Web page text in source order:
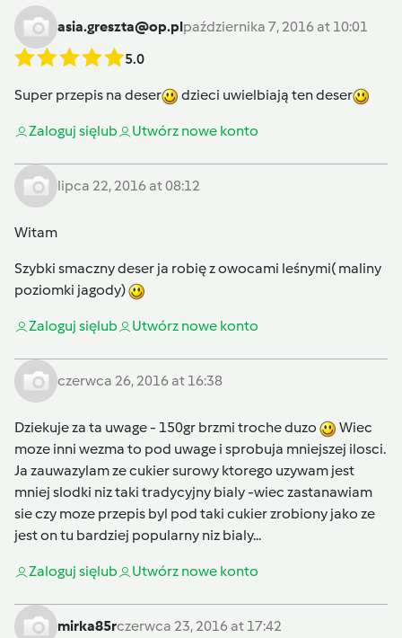
asia.greszta@op.plpaździernika 7, 2016 at 10:01
5.0
Super przepis na deser dzieci uwielbiają ten deser
Zaloguj sięlub Utwórz nowe konto
lipca 22, 2016 at 08:12
Witam
Szybki smaczny deser ja robię z owocami leśnymi( maliny
poziomki jagody)
Zaloguj sięlub Utwórz nowe konto
czerwca 26, 2016 at 16:38
Dziekuje za ta uwage - 150gr brzmi troche duzo
Wiec
moze inni wezma to pod uwage i sprobuja mniejszej ilosci.
Ja zauwazylam ze cukier surowy ktorego uzywam jest
mniej slodki niz taki tradycyjny bialy -wiec zastanawiam
sie czy moze przepis byl pod taki cukier zrobiony jako ze
jest on tu bardziej popularny niz bialy...
Zaloguj sięlub Utwórz nowe konto
mirka85rczerwca 23, 2016 at 17:42